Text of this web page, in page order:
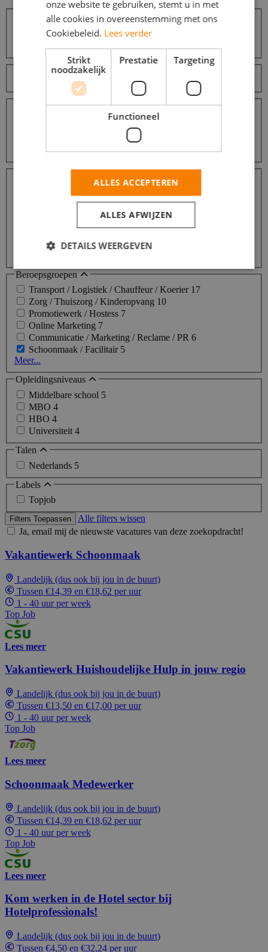
Binnen 100 km20
Dienstverbanden
Fulltime (startersfunctie) 5
Parttime (overdag)5
Avondwerk4
Beroepsgroepen
Transport / Logistiek / Chauffeur / Koerier 17
Zorg / Thuiszorg / Kinderopvang 10
Promotiewerk / Hostess 7
Online Marketing 7
Communicatie / Marketing / Reclame / PR 6
Schoonmaak / Facilitair 5
Meer...
Opleidingsniveaus
Middelbare school 5
MBO 4
HBO 4
Universiteit 4
Talen
Nederlands 5
Labels
Topjob
Filters Toepassen
Alle filters wissen
Ja, email mij de nieuwste vacatures van deze zoekopdracht!
Vakantiewerk Schoonmaak
Landelijk (dus ook bij jou in de buurt)
Tussen €14,39 en €18,62 per uur
1 - 40 uur per week
Top Job
Lees meer
Vakantiewerk Huishoudelijke Hulp in jouw regio
Landelijk (dus ook bij jou in de buurt)
Tussen €13,50 en €17,00 per uur
1 - 40 uur per week
Top Job
Lees meer
Schoonmaak Medewerker
Landelijk (dus ook bij jou in de buurt)
Tussen €14,39 en €18,62 per uur
1 - 40 uur per week
Top Job
Lees meer
Kom werken in de Hotel sector bij
Hotelprofessionals!
Landelijk (dus ook bij jou in de buurt)
Tussen €4,50 en €32,24 per uur
onze website te gebruiken, stemt u in met
alle cookies in overeenstemming met ons
Cookiebeleid. Lees verder
Strikt
noodzakelijk
Prestatie Targeting
Functioneel
ALLES ACCEPTEREN
ALLES AFWIJZEN
DETAILS WEERGEVEN